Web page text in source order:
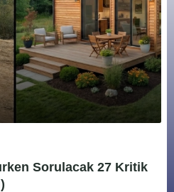
Sorulacak 27 Kritik